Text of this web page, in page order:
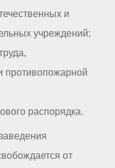
и
учреждений;
противопожарной
распорядка.
от